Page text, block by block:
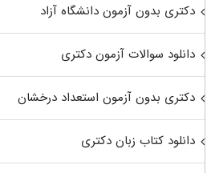
دکتری بدون آزمون دانشگاه آزاد
دانلود سوالات آزمون دکتری
دکتری بدون آزمون استعداد درخشان
دانلود کتاب زبان دکتری